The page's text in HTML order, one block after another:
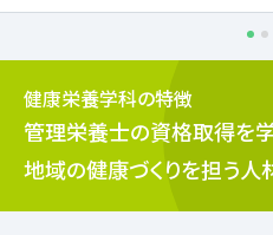
健康栄養学科の特徴
管理栄養士の資格取得を
地域の健康づくりを担う人